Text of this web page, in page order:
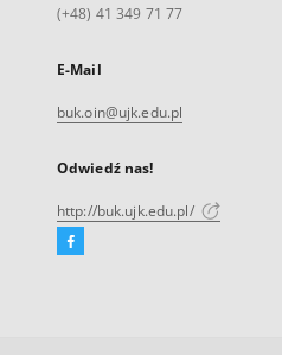
(+48) 41 349 71 77
E-Mail
buk.oin@ujk.edu.pl
Odwiedź nas!
http://buk.ujk.edu.pl/
Facebook